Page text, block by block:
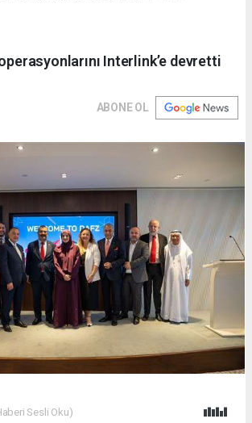
Interlink’e devretti
ABONE OL
Sesli Oku)